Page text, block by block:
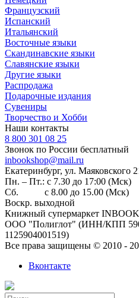
Французский
Испанский
Итальянский
Восточные языки
Скандинавские языки
Славянские языки
Другие языки
Распродажа
Подарочные издания
Сувениры
Творчество и Хобби
Наши контакты
8 800 301 08 25
Звонок по России бесплатный
inbookshop@mail.ru
Екатеринбург, ул. Маяковского
Пн. – Пт.: с 7.30 до 17:00 (Мск)
Сб. с 8.00 до 15.00 (Мск)
Воскр. выходной
Книжный супермаркет
ООО "Полиглот" (ИНН/КПП
1125904001519)
Все права защищены © 2010 -
Вконтакте